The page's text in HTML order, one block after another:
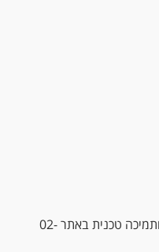
טכנית באתר02-